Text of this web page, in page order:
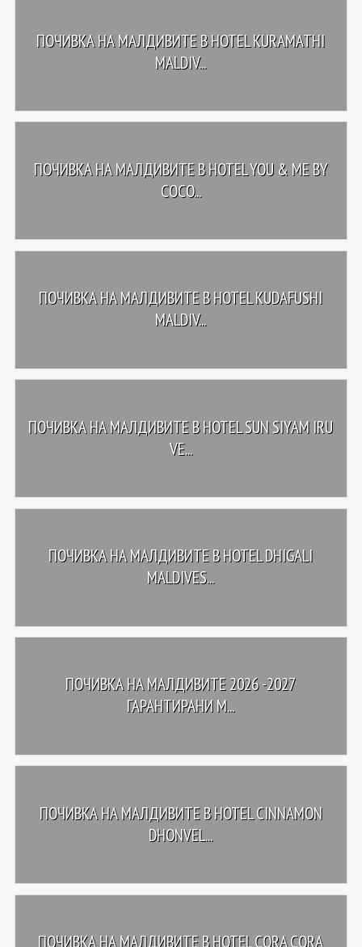
ПОЧИВКА НА МАЛДИВИТЕ В HOTEL KURAMATHI
MALDIV...
ПОЧИВКА НА МАЛДИВИТЕ В HOTEL YOU & ME BY
COCO...
ПОЧИВКА НА МАЛДИВИТЕ В HOTEL KUDAFUSHI
MALDIV...
ПОЧИВКА НА МАЛДИВИТЕ В HOTEL SUN SIYAM IRU
VE...
ПОЧИВКА НА МАЛДИВИТЕ В HOTEL DHIGALI
MALDIVES...
ПОЧИВКА НА МАЛДИВИТЕ 2026 -2027
ГАРАНТИРАНИ М...
ПОЧИВКА НА МАЛДИВИТЕ В HOTEL CINNAMON
DHONVEL...
ПОЧИВКА НА МАЛДИВИТЕ В HOTEL CORA CORA